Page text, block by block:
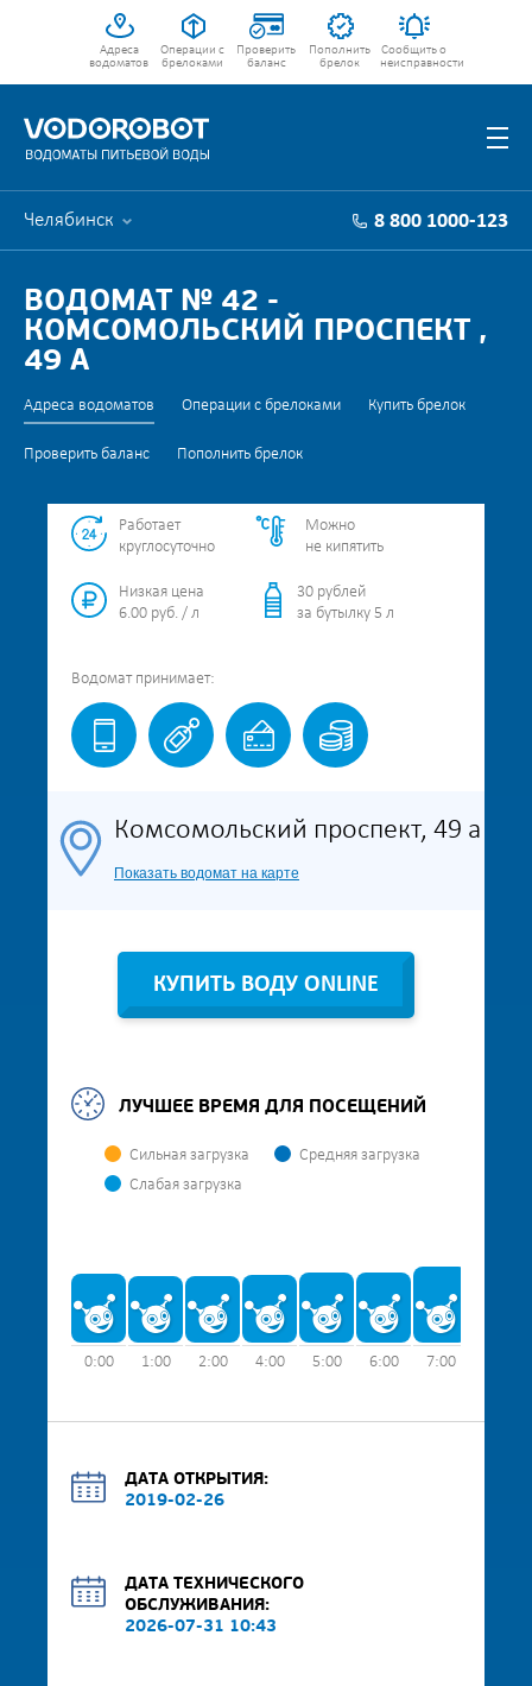
Адреса
водоматов
Операции с
брелоками
Проверить
баланс
Пополнить
брелок
Сообщить о
неисправности
Челябинск 8 800 1000-123
ВОДОМАТ № 42 -
КОМСОМОЛЬСКИЙ ПРОСПЕКТ ,
49 А
Адреса водоматов Операции с брелоками Купить брелок
Проверить баланс Пополнить брелок
Работает
круглосуточно
Можно
не кипятить
Низкая цена
6.00 руб. / л
30 рублей
за бутылку 5 л
Водомат принимает:
Комсомольский проспект, 49 а
Показать водомат на карте
КУПИТЬ ВОДУ ONLINE
ЛУЧШЕЕ ВРЕМЯ ДЛЯ ПОСЕЩЕНИЙ
Сильная загрузка
Средняя загрузка
Слабая загрузка
0:00 1:00 2:00 4:00 5:00 6:00 7:00
ДАТА ОТКРЫТИЯ:
2019-02-26
ДАТА ТЕХНИЧЕСКОГО
ОБСЛУЖИВАНИЯ:
2026-07-31 10:43